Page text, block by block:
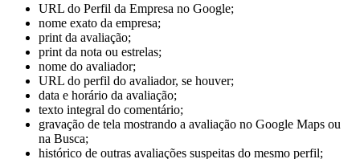
URL do Perfil da Empresa no Google;
nome exato da empresa;
print da avaliação;
print da nota ou estrelas;
nome do avaliador;
URL do perfil do avaliador, se houver;
data e horário da avaliação;
texto integral do comentário;
gravação de tela mostrando a avaliação no Google Maps ou
na Busca;
histórico de outras avaliações suspeitas do mesmo perfil;